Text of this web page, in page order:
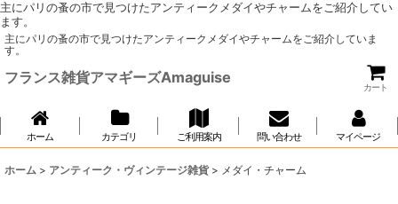
主にパリの蚤の市で見つけたアンティークメダイやチャームをご紹介してい
ます。
主にパリの蚤の市で見つけたアンティークメダイやチャームをご紹介していま
す。
フランス雑貨アマギーズAmaguise
カート
ホーム カテゴリ ご利用案内 問い合わせ マイページ
ホーム > アンティーク・ヴィンテージ雑貨 > メダイ・チャーム